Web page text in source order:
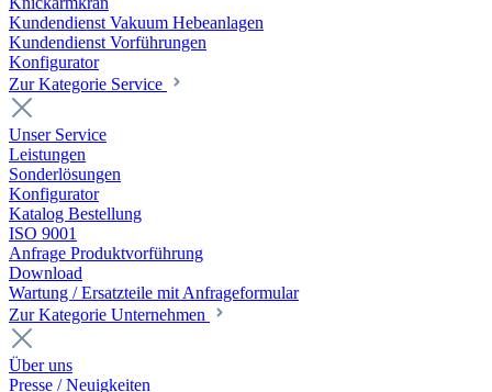
Kundendienst Vakuum Hebeanlagen
Kundendienst Vorführungen
Konfigurator
Zur Kategorie Service
Unser Service
Leistungen
Sonderlösungen
Konfigurator
Katalog Bestellung
ISO 9001
Anfrage Produktvorführung
Download
Wartung / Ersatzteile mit Anfrageformular
Zur Kategorie Unternehmen
Über uns
Presse / Neuigkeiten